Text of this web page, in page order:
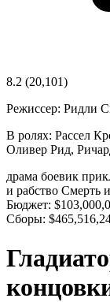
8.2 (20,101)
Режиссер: Ридли
В ролях: Рассел
Оливер Рид,
драма боевик
и рабство Смерть
Бюджет:
Сборы: